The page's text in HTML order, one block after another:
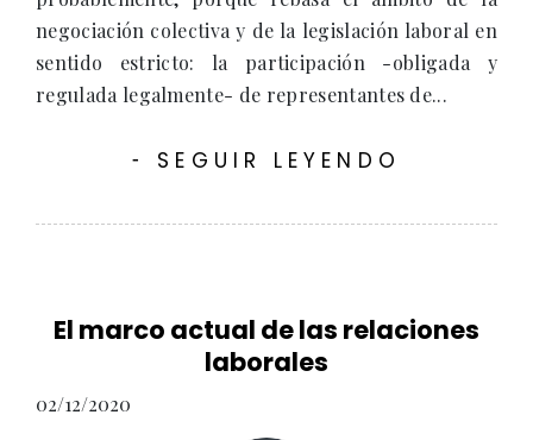
negociación colectiva y de la legislación laboral en
sentido estricto: la participación -obligada y
regulada legalmente- de representantes de...
- SEGUIR LEYENDO
El marco actual de las relaciones
laborales
02/12/2020